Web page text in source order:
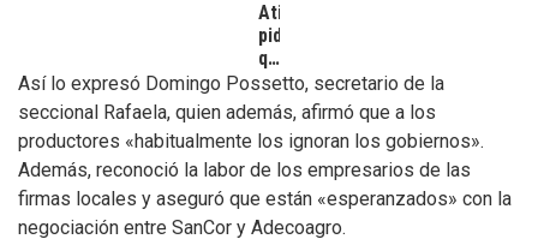
Atilra
pide
que
se
atiendan
inconvenientes
de
los
tamberos
Así lo expresó Domingo Possetto, secretario de la
seccional Rafaela, quien además, afirmó que a los
productores «habitualmente los ignoran los gobiernos».
Además, reconoció la labor de los empresarios de las
firmas locales y aseguró que están «esperanzados» con la
negociación entre SanCor y Adecoagro.